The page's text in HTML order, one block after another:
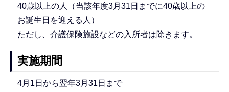
40歳以上の人（当該年度3月31日までに40歳以上の
お誕生日を迎える人）
ただし、介護保険施設などの入所者は除きます。
実施期間
4月1日から翌年3月31日まで